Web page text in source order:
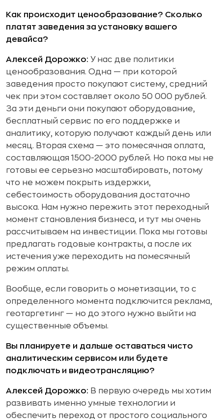
Как происходит ценообразование? Сколько
платят заведения за установку вашего
девайса?
Алексей Дорожко: У нас две политики
ценообразования. Одна — при которой
заведения просто покупают систему, средний
чек при этом составляет около 50 000 рублей.
За эти деньги они покупают оборудование,
бесплатный сервис по его поддержке и
аналитику, которую получают каждый день или
месяц. Вторая схема — это помесячная оплата,
составляющая 1500-2000 рублей. Но пока мы не
готовы ее серьезно масштабировать, потому
что не можем покрыть издержки,
себестоимость оборудования достаточно
высока. Нам нужно пережить этот переходный
момент становления бизнеса, и тут мы очень
рассчитываем на инвестиции. Пока мы готовы
предлагать годовые контракты, а после их
истечения уже переходить на помесячный
режим оплаты.
Вообще, если говорить о монетизации, то с
определенного момента подключится реклама,
геотаргетинг — но до этого нужно выйти на
существенные объемы.
Вы планируете и дальше оставаться чисто
аналитическим сервисом или будете
подключать и видеотрансляцию?
Алексей Дорожко: В первую очередь мы хотим
развивать именно умные технологии и
обеспечить переход от простого социального